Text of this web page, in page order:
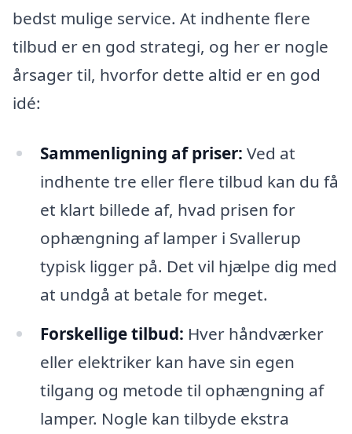
bedst mulige service. At indhente flere
tilbud er en god strategi, og her er nogle
årsager til, hvorfor dette altid er en god
idé:
Sammenligning af priser: Ved at
indhente tre eller flere tilbud kan du få
et klart billede af, hvad prisen for
ophængning af lamper i Svallerup
typisk ligger på. Det vil hjælpe dig med
at undgå at betale for meget.
Forskellige tilbud: Hver håndværker
eller elektriker kan have sin egen
tilgang og metode til ophængning af
lamper. Nogle kan tilbyde ekstra